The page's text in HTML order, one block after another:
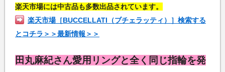
楽天市場には中古品も多数出品されています。
楽天市場［BUCCELLATI（ブチェラッティ）］検索する
とコチラ＞＞最新情報＞＞
田丸麻紀さん愛用リングと全く同じ指輪を発